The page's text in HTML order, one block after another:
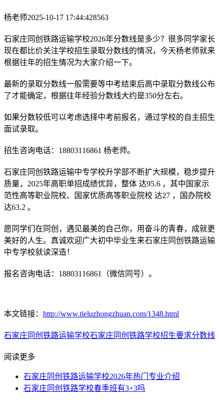
杨老师2025-10-17 17:44:428563
石家庄同创铁路运输学校2026年分数线是多少？很多同学家长
现在都比价关注学校招生录取分数线的情况，今天杨老师就来
根据往年的招生情况为大家介绍一下。
最新的录取分数线一般需要等中考结束后高中录取分数线公布
了才能确定，根据往年经验分数线大约是350分左右。
如果分数较低可以考虑选择中考前报名，通过学校的自主招生
面试录取。
招生咨询电话：18803116861 杨老师。
石家庄同创铁路运输中专学校升学部不断扩大规模，稳步提升
质量，2025年高职单招成绩优异，整体 达95.6 ，其中国家示
范性高等职业院校、国家优质高等职业院校 达27 ，国办院校
达63.2 。
愿同学们在同创，遇见最美的自己你，用奋斗的青春，成就更
美好的人生。真诚欢迎广大初中毕业生来石家庄同创铁路运输
中专学校就读深造！
报名咨询电话：18803116861（微信同号）。
本文链接： http://www.tieluzhongzhuan.com/1348.html
石家庄同创铁路运输学校石家庄同创铁路学校招生要求分数线
阅读更多
石家庄同创铁路运输学校2026年热门专业介绍
石家庄同创铁路学校春季班有3+3吗